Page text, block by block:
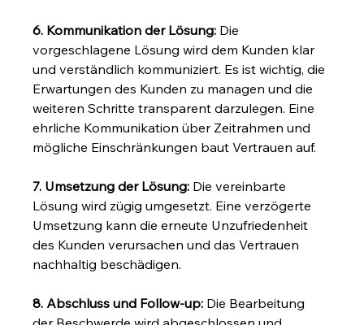
6. Kommunikation der Lösung: Die
vorgeschlagene Lösung wird dem Kunden klar
und verständlich kommuniziert. Es ist wichtig, die
Erwartungen des Kunden zu managen und die
weiteren Schritte transparent darzulegen. Eine
ehrliche Kommunikation über Zeitrahmen und
mögliche Einschränkungen baut Vertrauen auf.
7. Umsetzung der Lösung: Die vereinbarte
Lösung wird zügig umgesetzt. Eine verzögerte
Umsetzung kann die erneute Unzufriedenheit
des Kunden verursachen und das Vertrauen
nachhaltig beschädigen.
8. Abschluss und Follow-up: Die Bearbeitung